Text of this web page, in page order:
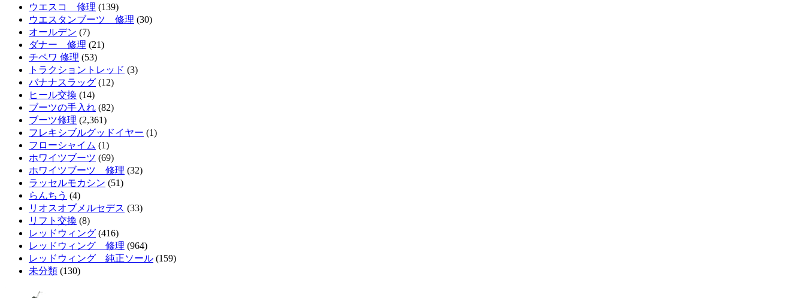
ウエスコ 修理 (139)
ウエスタンブーツ 修理 (30)
オールデン (7)
ダナー 修理 (21)
チペワ 修理 (53)
トラクショントレッド (3)
バナナスラッグ (12)
ヒール交換 (14)
ブーツの手入れ (82)
ブーツ修理 (2,361)
フレキシブルグッドイヤー (1)
フローシャイム (1)
ホワイツブーツ (69)
ホワイツブーツ 修理 (32)
ラッセルモカシン (51)
らんちう (4)
リオスオブメルセデス (33)
リフト交換 (8)
レッドウィング (416)
レッドウィング 修理 (964)
レッドウィング 純正ソール (159)
未分類 (130)